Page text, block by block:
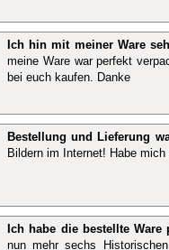
Ich hin mit meiner Ware
meine Ware war perfekt
bei euch kaufen. Danke
Bestellung und Lieferung
Bildern im Internet! Habe mich
Ich habe die bestellte Ware
nun mehr sechs